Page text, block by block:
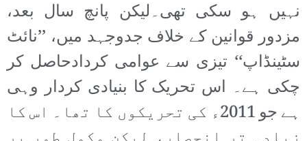
نہیں ہو سکی تھی۔لیکن پانچ سال بعد،
مزدور قوانین کے خلاف جدوجہد میں، ’’نائٹ
سٹینڈاپ‘‘ تیزی سے عوامی کردادحاصل کر
چکی ہے۔ اس تحریک کا بنیادی کردار وہی
ہے جو 2011ء کی تحریکوں کا تھا۔ اس کا